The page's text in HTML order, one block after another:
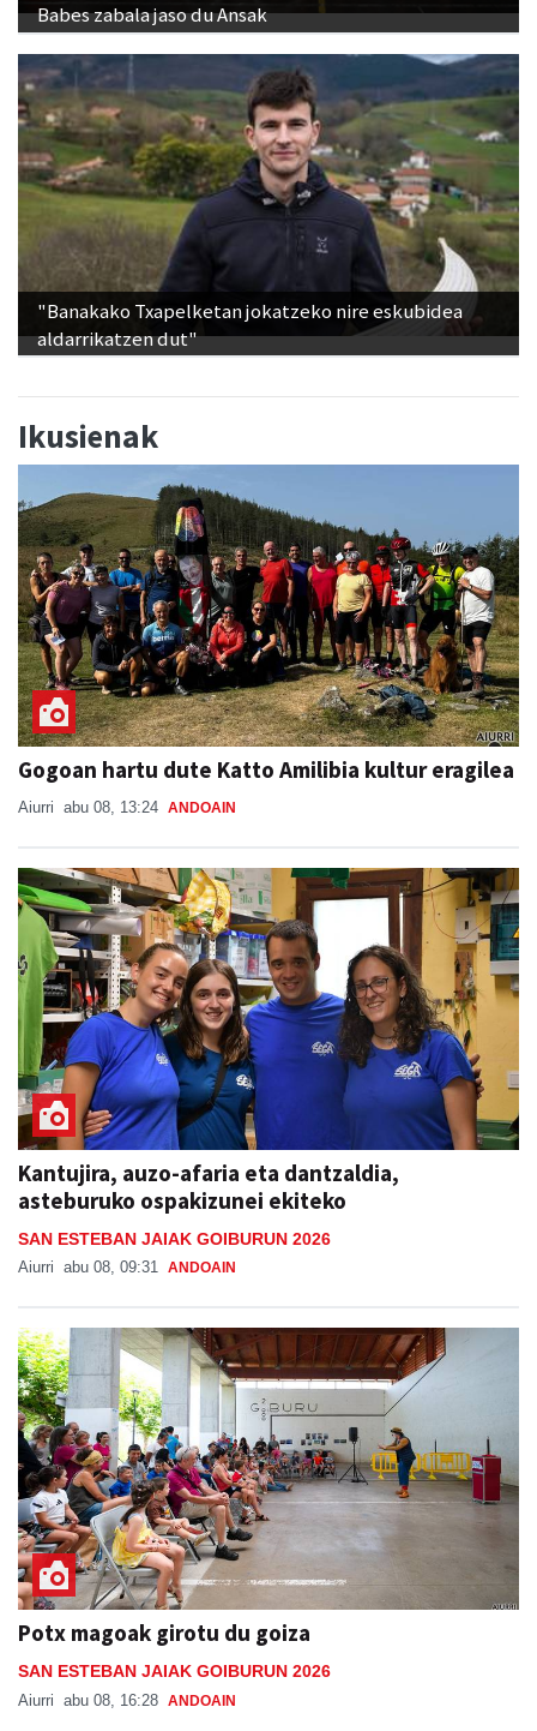
Babes zabala jaso du Ansak
"Banakako Txapelketan jokatzeko nire eskubidea
aldarrikatzen dut"
Ikusienak
Gogoan hartu dute Katto Amilibia kultur eragilea
Aiurri abu 08, 13:24 ANDOAIN
Kantujira, auzo-afaria eta dantzaldia,
asteburuko ospakizunei ekiteko
SAN ESTEBAN JAIAK GOIBURUN 2026
Aiurri abu 08, 09:31 ANDOAIN
Potx magoak girotu du goiza
SAN ESTEBAN JAIAK GOIBURUN 2026
Aiurri abu 08, 16:28 ANDOAIN